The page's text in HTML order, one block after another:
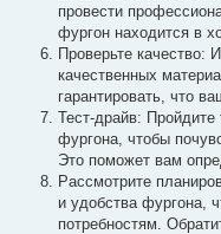
провести
фургон находится в
Проверьте качество:
качественных
гарантировать, что
Тест-драйв: Пройдите
фургона, чтобы
Это поможет вам
Рассмотрите
и удобства фургона,
потребностям.